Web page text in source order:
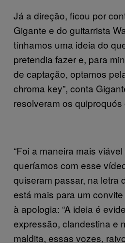
Já a direção, ficou por
Gigante e do guitarrista
tínhamos uma ideia do
pretendia fazer e, para
de captação, optamos
chroma key”, conta
resolveram os
“Foi a maneira mais
queríamos com esse
quiseram passar, na letra
está mais para um
à apologia: “A ideia é
expressão, clandestina e
maldita, essas vozes,